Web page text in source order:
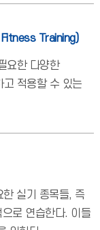
Training)
요한 다양한
고 적용할 수 있는
실기 종목들, 즉
로 연습한다. 이들